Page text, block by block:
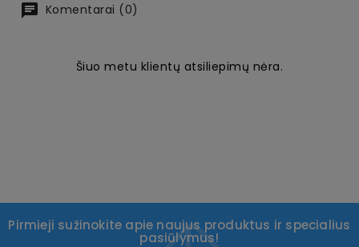
Komentarai (0)
Šiuo metu klientų atsiliepimų nėra.
Pirmieji sužinokite apie naujus produktus ir specialius
pasiūlymus!